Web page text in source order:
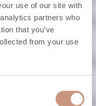
use of our site with
partners who
that you’ve
from your use